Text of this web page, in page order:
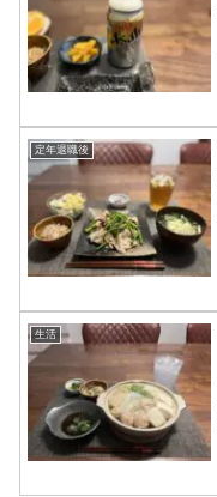
定年退職後
生活